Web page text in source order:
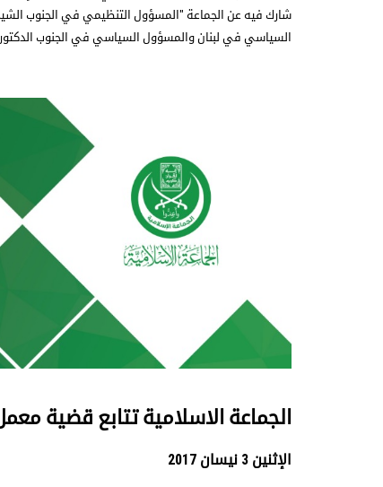
شارك فيه عن الجماعة "المسؤول التنظيمي في الجنوب
السياسي في لبنان والمسؤول السياسي في الجنوب
الجماعة الاسلامية تتابع قضية
الإثنين 3 نيسان 2017